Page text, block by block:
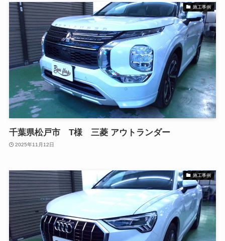
施工事例
千葉県松戸市 T様 三菱 アウトランダー
2025年11月12日
施工事例